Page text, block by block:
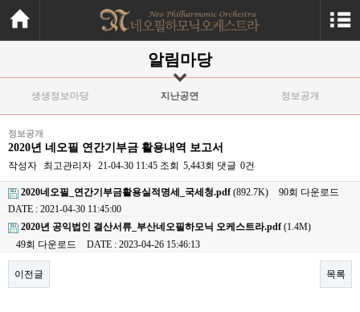
알림마당
생생정보마당 지난공연 정보공개
정보공개
2020년 네오필 연간기부금 활용내역 보고서
작성자 최고관리자 21-04-30 11:45 조회 5,443회 댓글 0건
2020네오필_연간기부금활용실적명세_국세청.pdf(892.7K)
90회 다운로드
DATE : 2021-04-30 11:45:00
2020년 공익법인 결산서류_부산네오필하모닉 오케스트라.pdf(1.4M)
49회 다운로드
DATE : 2023-04-26 15:46:13
이전글 목록